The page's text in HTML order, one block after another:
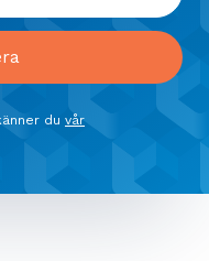
du vår